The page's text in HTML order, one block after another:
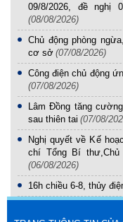
09/8/2026, đề nghị
(08/08/2026)
Chủ động phòng
cơ sở (07/08/2026)
Công điện chủ động
(07/08/2026)
Lâm Đồng tăng
sau thiên tai (07/08/
Nghị quyết về Kế
chí Tổng Bí
(06/08/2026)
16h chiều 6-8, thủy